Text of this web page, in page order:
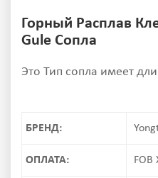
Горный Расплав
Gule Сопла
Это Тип сопла имеет
БРЕНД:
ОПЛАТА: FOB